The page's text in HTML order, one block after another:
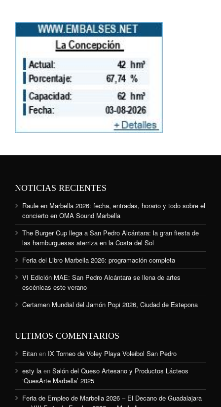
NOTICIAS RECIENTES
Raule en Marbella 2026: fecha, entradas, horario y todo sobre el
concierto en OMA Sound Marbella
The Burger Cup llega a San Pedro Alcántara: la gran fiesta de
las hamburguesas aterriza en la Costa del Sol
Feria del Libro Marbella 2026: programación completa
VI Edición MAE: San Pedro Alcántara se llena de artes
escénicas este verano
Certamen Mundial del Jamón Popi 2026, Ciudad de Estepona
ULTIMOS COMENTARIOS
Eitan en IX Torneo de Voley Playa Voleibol San Pedro
esty la en Salón del Queso Artesano y Productos Lácteos
‘QuesArte Marbella’ 2025
Feria de Empleo de Marbella 2026 – El Decano de Guadalajara